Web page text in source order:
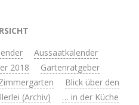
Aussaatkalender
2018
Gartenratgeber
Blick über den
(Archiv)
… in der Küche